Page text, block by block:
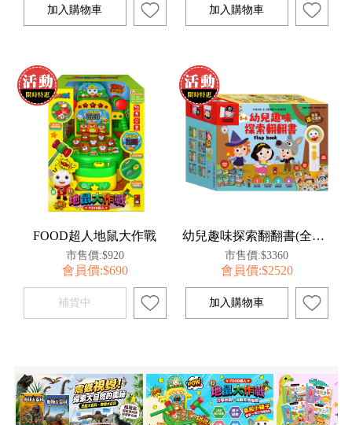
FOOD超人地鼠大作戰
市售價:$920
會員價:$690
幼兒趣味探索翻翻書(全套8冊科普知識版)
市售價:$3360
會員價:$2520